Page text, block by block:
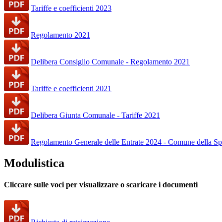
Tariffe e coefficienti 2023
Regolamento 2021
Delibera Consiglio Comunale - Regolamento 2021
Tariffe e coefficienti 2021
Delibera Giunta Comunale - Tariffe 2021
Regolamento Generale delle Entrate 2024 - Comune della
Modulistica
Cliccare sulle voci per visualizzare o scaricare i documenti